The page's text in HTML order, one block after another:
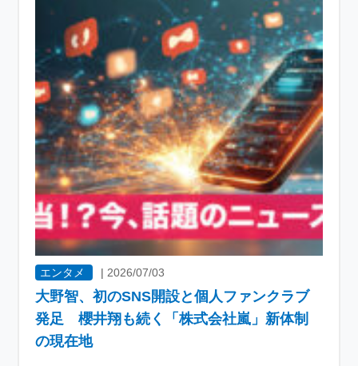
エンタメ |2026/07/03
大野智、初のSNS開設と個人ファンクラブ
発足 櫻井翔も続く「株式会社嵐」新体制
の現在地